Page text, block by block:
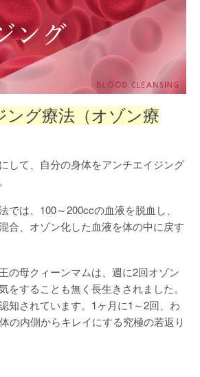
ング療法（オゾン療
して、自分の身体をアンチエイジング
では、100～200ccの血液を脱血し、
合、オゾン化した血液を体の中に戻す
の母クィーンマムは、週に2回オゾン
をすることも無く長生きされました。
知されています。1ヶ月に1～2回、わ
の内側からキレイにする究極の若返り